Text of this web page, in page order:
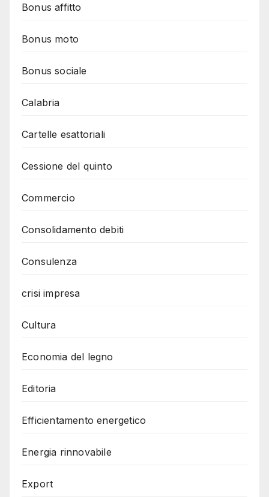
Bonus affitto
Bonus moto
Bonus sociale
Calabria
Cartelle esattoriali
Cessione del quinto
Commercio
Consolidamento debiti
Consulenza
crisi impresa
Cultura
Economia del legno
Editoria
Efficientamento energetico
Energia rinnovabile
Export